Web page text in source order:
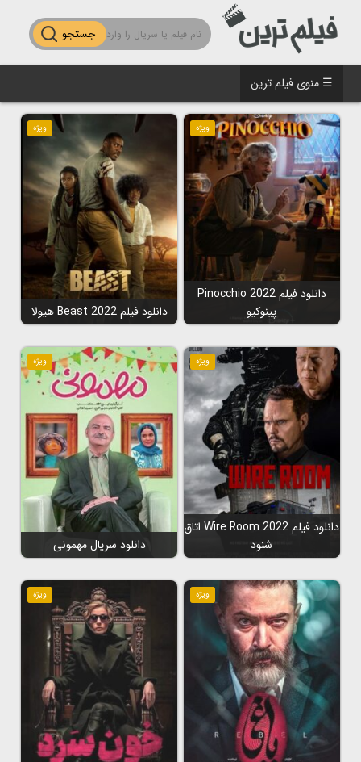
جستجو
☰ منوی فیلم ترین
ویژه
دانلود فیلم Pinocchio 2022
پینوکیو
ویژه
دانلود فیلم Beast 2022 هیولا
ویژه
دانلود فیلم Wire Room 2022 اتاق
شنود
ویژه
دانلود سریال مهمونی
ویژه ویژه